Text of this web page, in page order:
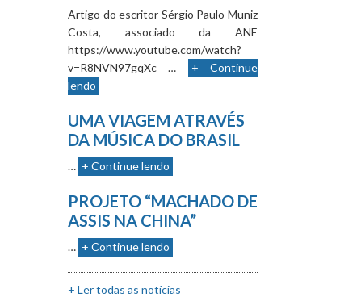
Artigo do escritor Sérgio Paulo Muniz
Costa, associado da ANE
https://www.youtube.com/watch?
v=R8NVN97gqXc …
+ Continue
lendo
UMA VIAGEM ATRAVÉS
DA MÚSICA DO BRASIL
… + Continue lendo
PROJETO “MACHADO DE
ASSIS NA CHINA”
… + Continue lendo
+ Ler todas as notícias